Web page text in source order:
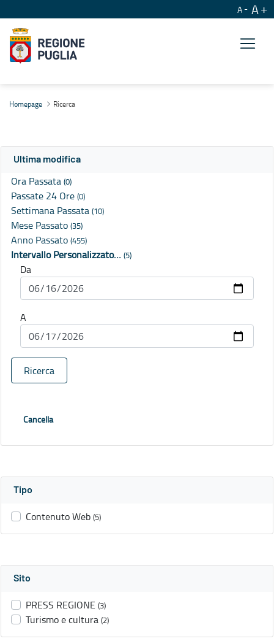
A A
Homepage Ricerca
Ultima modifica
Ora Passata (0)
Passate 24 Ore (0)
Settimana Passata (10)
Mese Passato (35)
Anno Passato (455)
Intervallo Personalizzato… (5)
Da
A
Ricerca
Cancella
Tipo
Contenuto Web (5)
Sito
PRESS REGIONE (3)
Turismo e cultura (2)